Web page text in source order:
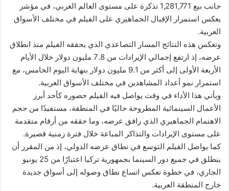
جانب بيع 1,281,771 تذكرة على مستوى العالم العربي، في مؤشر
يعكس استمرار الإقبال الجماهيري على الفيلم في مختلف الأسواق
العربية.
وتعكس هذه النتائج المسار التصاعدي الذي يحققه الفيلم منذ انطلاق
عرضه، إذ ارتفع إجمالي الإيرادات من 7.8 مليون دولار خلال الأيام
الأربعة الأولى إلى أكثر من 9.1 مليون دولار بنهاية اليوم الخامس، مع
استمرار نمو أعداد المشاهدين في مختلف الأسواق العربية.
ويأتي هذا الأداء في وقت يواصل فيه الفيلم حضوره كأحد أبرز
الأعمال السينمائية المطروحة حاليًا في المنطقة، مستفيدًا من حجم
الاهتمام الجماهيري الذي رافق عرضه، وما حققه من أرقام متقدمة
على مستوى الإيرادات والتذاكر المباعة خلال فترة زمنية قصيرة.
كما يواصل الفيلم التوسع في نطاق عرضه الدولي، إذ من المقرر أن
ينطلق في جميع دور السينما بجمهورية تركيا اعتبارًا من 25 يونيو
الجاري، في خطوة تعكس اتساع نطاق وصوله إلى أسواق جديدة
خارج المنطقة العربية.